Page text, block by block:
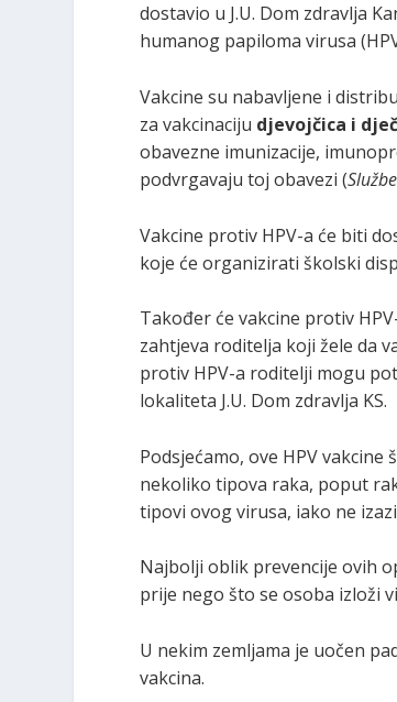
dostavio u J.U. Dom zdravlja
humanog papiloma virusa
Vakcine su nabavljene i
za vakcinaciju djevojčica i
obavezne imunizacije,
podvrgavaju toj obavezi (
Vakcine protiv HPV-a će biti
koje će organizirati školski
Također će vakcine protiv
zahtjeva roditelja koji žele da
protiv HPV-a roditelji mogu
lokaliteta J.U. Dom zdravlja KS.
Podsjećamo, ove HPV
nekoliko tipova raka, poput
tipovi ovog virusa, iako ne
Najbolji oblik prevencije ovih
prije nego što se osoba izloži
U nekim zemljama je uočen
vakcina.